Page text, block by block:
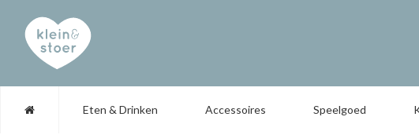
Eten & Drinken Accessoires Speelgoed